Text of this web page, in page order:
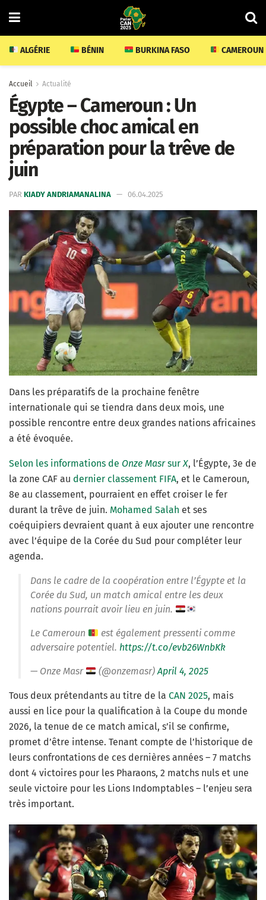
ALGÉRIE BÉNIN BURKINA FASO CAMEROUN
Accueil Actualité
Égypte – Cameroun : Un
possible choc amical en
préparation pour la trêve de
juin
PAR KIADY ANDRIAMANALINA 06.04.2025
Dans les préparatifs de la prochaine fenêtre
internationale qui se tiendra dans deux mois, une
possible rencontre entre deux grandes nations africaines
a été évoquée.
Selon les informations de Onze MasrsurX, l’Égypte, 3e de
la zone CAF au dernier classement FIFA, et le Cameroun,
8e au classement, pourraient en effet croiser le fer
durant la trêve de juin. Mohamed Salah et ses
coéquipiers devraient quant à eux ajouter une rencontre
avec l’équipe de la Corée du Sud pour compléter leur
agenda.
Dans le cadre de la coopération entre l’Égypte et la
Corée du Sud, un match amical entre les deux
nations pourrait avoir lieu en juin.
Le Cameroun
est également pressenti comme
adversaire potentiel. https://t.co/evb26WnbKk
— Onze Masr (@onzemasr)April 4, 2025
Tous deux prétendants au titre de la CAN 2025, mais
aussi en lice pour la qualification à la Coupe du monde
2026, la tenue de ce match amical, s’il se confirme,
promet d’être intense. Tenant compte de l’historique de
leurs confrontations de ces dernières années – 7 matchs
dont 4 victoires pour les Pharaons, 2 matchs nuls et une
seule victoire pour les Lions Indomptables – l’enjeu sera
très important.